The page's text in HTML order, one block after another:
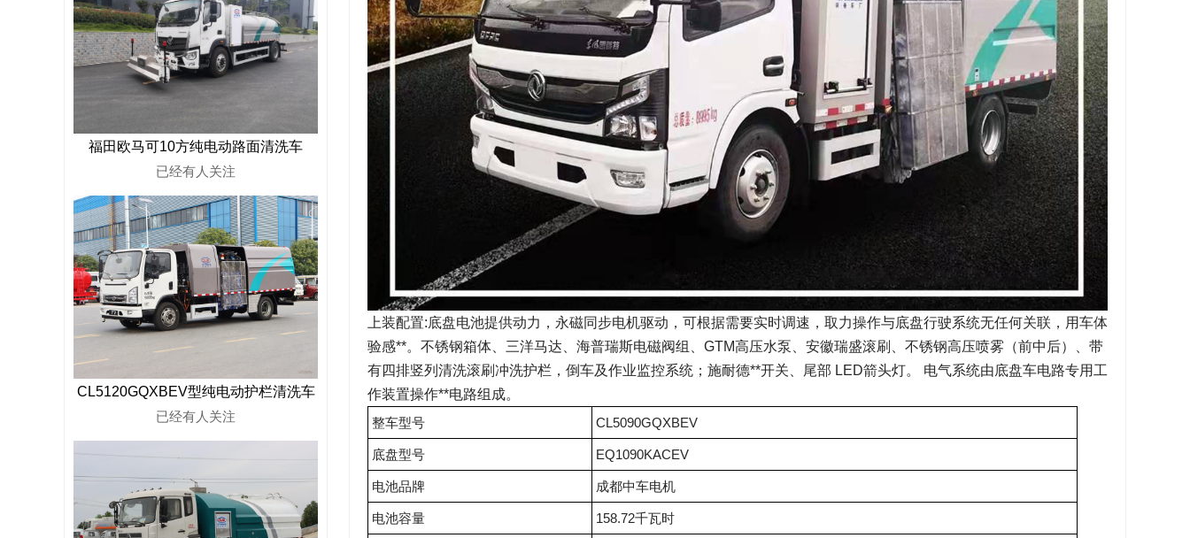
上装配置:底盘电池提供动力，永磁同步电机驱动，可根据需要实时调速，取力操作与底盘行驶系统无任何关联，用车体
验感**。不锈钢箱体、三洋马达、海普瑞斯电磁阀组、GTM高压水泵、安徽瑞盛滚刷、不锈钢高压喷雾（前中后）、带
有四排竖列清洗滚刷冲洗护栏，倒车及作业监控系统；施耐德**开关、尾部 LED箭头灯。 电气系统由底盘车电路专用工
作装置操作**电路组成。
整车型号
CL5090GQXBEV
底盘型号 EQ1090KACEV
电池品牌 成都中车电机
电池容量 158.72千瓦时
福田欧马可10方纯电动路面清洗车
已经有人关注
CL5120GQXBEV型纯电动护栏清洗车
已经有人关注